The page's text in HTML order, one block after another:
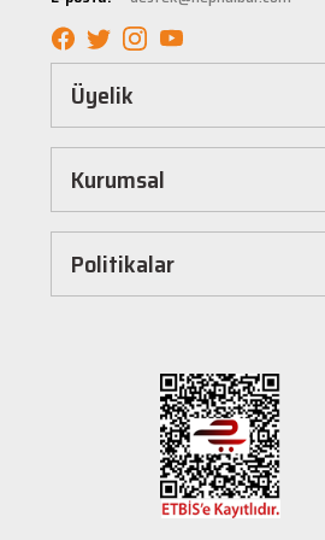
Kolay ve Hızlı
Hepnalbur.com, kullanıcı dostu arayüzü sayesinde
dönüştürür. Ürünleri kategorilere göre sıralayabilir,
istediğiniz ürünü anında bulabilirsiniz. Ayrıca ürün
ürün özellikleri yer alır, böylece tercih etmek
hızlıca siparişinizi tamamlayabilirsiniz.
Hızlı Kargo ve
Hepnalbur.com olarak müşterilerimize en hızlı
Müşteri Destek Hattı
Herhangi bir soru, öneri veya şikayetiniz için müşteri
hizmetinizdedir. İletişim sayfamız üzerinden bize
hattımızdan anında yardım alabilirsiniz. Siz değerli
Üyelik
Kurumsal
Politikalar